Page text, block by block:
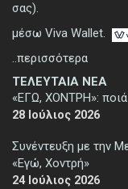
ΤΕΛΕΥΤΑΙΑ ΝΕΑ
«ΕΓΩ, ΧΟΝΤΡΗ»: ποιά
28 Ιούλιος 2026
Συνέντευξη με την
«Εγώ, Χοντρή»
24 Ιούλιος 2026
σας).
μέσω Viva Wallet.
..περισσότερα